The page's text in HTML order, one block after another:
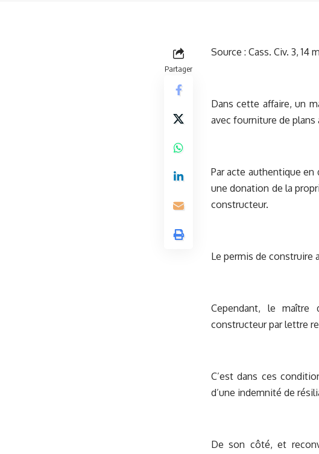
Partager
Source : Cass. Civ. 3, 14
Dans cette affaire, un
avec fourniture de plans
Par acte authentique en
une donation de la
constructeur.
Le permis de construire
Cependant, le maître
constructeur par lettre
C’est dans ces
d’une indemnité de
De son côté, et